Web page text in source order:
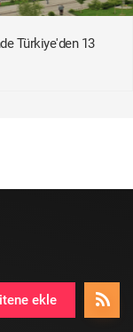
Türkiye'den 13
ekle